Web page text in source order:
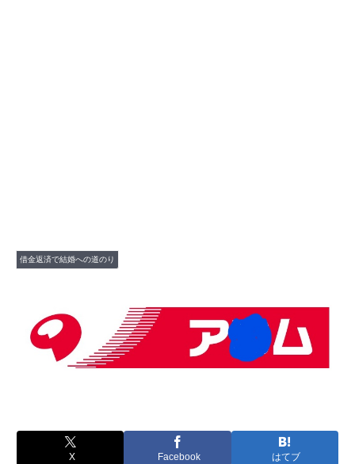
借金返済で結婚への道のり
X Facebook はてブ